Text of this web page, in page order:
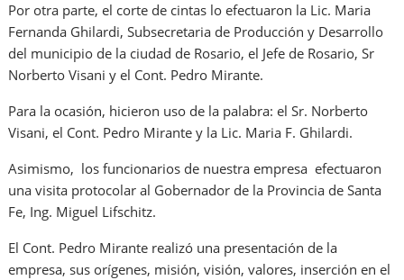
Por otra parte, el corte de cintas lo efectuaron la Lic. Maria
Fernanda Ghilardi, Subsecretaria de Producción y Desarrollo
del municipio de la ciudad de Rosario, el Jefe de Rosario, Sr
Norberto Visani y el Cont. Pedro Mirante.
Para la ocasión, hicieron uso de la palabra: el Sr. Norberto
Visani, el Cont. Pedro Mirante y la Lic. Maria F. Ghilardi.
Asimismo, los funcionarios de nuestra empresa efectuaron
una visita protocolar al Gobernador de la Provincia de Santa
Fe, Ing. Miguel Lifschitz.
El Cont. Pedro Mirante realizó una presentación de la
empresa, sus orígenes, misión, visión, valores, inserción en el